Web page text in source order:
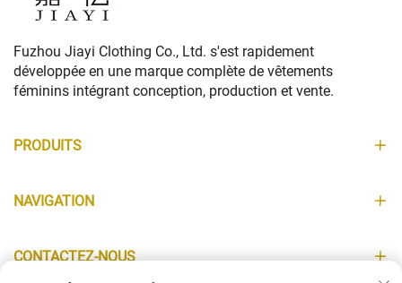
Fuzhou Jiayi Clothing Co., Ltd. s'est rapidement
développée en une marque complète de vêtements
féminins intégrant conception, production et vente.
PRODUITS
NAVIGATION
CONTACTEZ-NOUS